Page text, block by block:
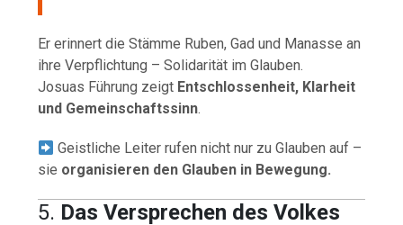
Er erinnert die Stämme Ruben, Gad und Manasse an
ihre Verpflichtung – Solidarität im Glauben.
Josuas Führung zeigt Entschlossenheit, Klarheit
und Gemeinschaftssinn.
Geistliche Leiter rufen nicht nur zu Glauben auf –
sie organisieren den Glauben in Bewegung.
5. Das Versprechen des Volkes